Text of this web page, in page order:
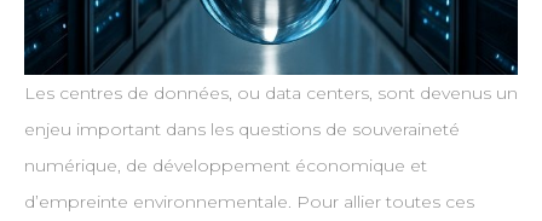
Les centres de données, ou data centers, sont devenus un
enjeu important dans les questions de souveraineté
numérique, de développement économique et
d’empreinte environnementale. Pour allier toutes ces